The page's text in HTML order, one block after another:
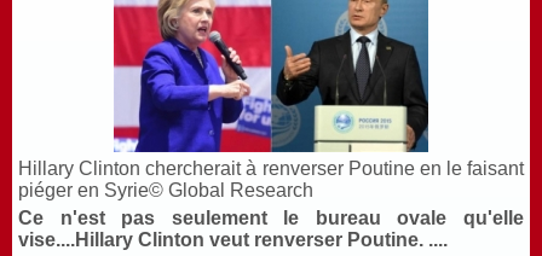
Hillary Clinton chercherait à renverser Poutine en le faisant
piéger en Syrie© Global Research
Ce n'est pas seulement le bureau ovale qu'elle
vise....Hillary Clinton veut renverser Poutine. ....